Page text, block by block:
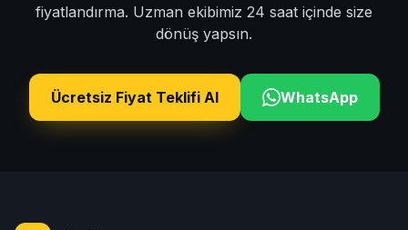
fiyatlandırma. Uzman ekibimiz 24 saat içinde size
dönüş yapsın.
Ücretsiz Fiyat Teklifi Al WhatsApp